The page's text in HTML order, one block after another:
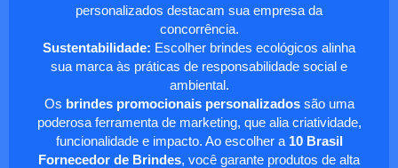
personalizados destacam sua empresa da
concorrência.
Sustentabilidade: Escolher brindes ecológicos alinha
sua marca às práticas de responsabilidade social e
ambiental.
Os brindes promocionais personalizadossão uma
poderosa ferramenta de marketing, que alia criatividade,
funcionalidade e impacto. Ao escolher a 10 Brasil
Fornecedor de Brindes, você garante produtos de alta